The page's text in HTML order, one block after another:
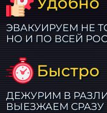
ЭВАКУИРУЕМ НЕ
НО И ПО ВСЕЙ
Быстро
ДЕЖУРИМ В
ВЫЕЗЖАЕМ СРАЗУ